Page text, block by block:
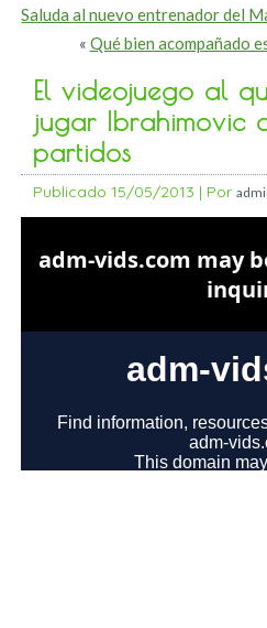
Saluda al nuevo entrenador del
« Qué bien acompañado
El videojuego al
jugar Ibrahimovic
partidos
Publicado 15/05/2013 | Por